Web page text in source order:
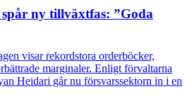
ny tillväxtfas: ”Goda
visar rekordstora orderböcker,
marginaler. Enligt förvaltarna
Heidari går nu försvarssektorn in i en